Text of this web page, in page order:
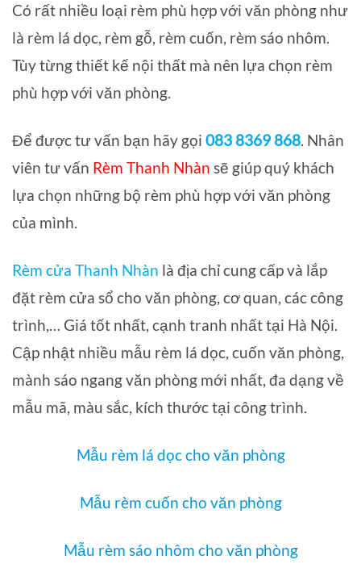
Có rất nhiều loại rèm phù hợp với văn phòng như
là rèm lá dọc, rèm gỗ, rèm cuốn, rèm sáo nhôm.
Tùy từng thiết kế nội thất mà nên lựa chọn rèm
phù hợp với văn phòng.
Để được tư vấn bạn hãy gọi 083 8369 868. Nhân
viên tư vấn Rèm Thanh Nhàn sẽ giúp quý khách
lựa chọn những bộ rèm phù hợp với văn phòng
của mình.
Rèm cửa Thanh Nhàn là địa chỉ cung cấp và lắp
đặt rèm cửa sổ cho văn phòng, cơ quan, các công
trình,… Giá tốt nhất, cạnh tranh nhất tại Hà Nội.
Cập nhật nhiều mẫu rèm lá dọc, cuốn văn phòng,
mành sáo ngang văn phòng mới nhất, đa dạng về
mẫu mã, màu sắc, kích thước tại công trình.
Mẫu rèm lá dọc cho văn phòng
Mẫu rèm cuốn cho văn phòng
Mẫu rèm sáo nhôm cho văn phòng